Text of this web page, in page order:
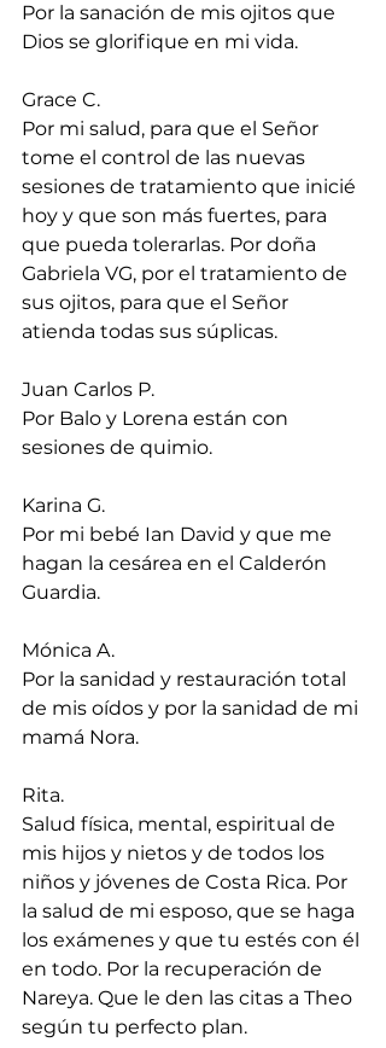
Por la sanación de mis ojitos que
Dios se glorifique en mi vida.
Grace C.
Por mi salud, para que el Señor
tome el control de las nuevas
sesiones de tratamiento que inicié
hoy y que son más fuertes, para
que pueda tolerarlas. Por doña
Gabriela VG, por el tratamiento de
sus ojitos, para que el Señor
atienda todas sus súplicas.
Juan Carlos P.
Por Balo y Lorena están con
sesiones de quimio.
Karina G.
Por mi bebé Ian David y que me
hagan la cesárea en el Calderón
Guardia.
Mónica A.
Por la sanidad y restauración total
de mis oídos y por la sanidad de mi
mamá Nora.
Rita.
Salud física, mental, espiritual de
mis hijos y nietos y de todos los
niños y jóvenes de Costa Rica. Por
la salud de mi esposo, que se haga
los exámenes y que tu estés con él
en todo. Por la recuperación de
Nareya. Que le den las citas a Theo
según tu perfecto plan.